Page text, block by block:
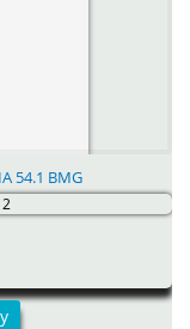
54.1 BMG
2